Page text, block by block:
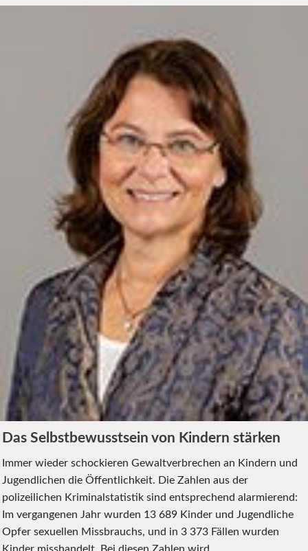
Das Selbstbewusstsein von Kindern stärken
Immer wieder schockieren Gewaltverbrechen an Kindern und
Jugendlichen die Öffentlichkeit. Die Zahlen aus der
polizeilichen Kriminalstatistik sind entsprechend alarmierend:
Im vergangenen Jahr wurden 13 689 Kinder und Jugendliche
Opfer sexuellen Missbrauchs, und in 3 373 Fällen wurden
Kinder misshandelt. Bei diesen Zahlen wird